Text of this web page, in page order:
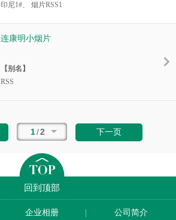
8089-87）分为一级、二级、三级、四级、五
的品种。
胶制品的原料。 由于烟熏产生了杂酚油，它对
橡胶有防老，防腐作用，因此RSS3综合性能
应用于汽车内外轮胎，输送带，胶管，工程轮
胎等要求抗拉，耐磨的橡胶制品。
印尼1#、 烟片RSS1
拉绅强度等性能比5号标胶。具有很强的弹性
耐磨等特点。
连康明小烟片
【别名】
RSS
拉绅强度等性能比5号标胶。具有很强的弹性
和良好的绝缘性、可塑性、隔水隔气、抗拉和
1/2 下一页
回到顶部
企业相册 公司简介